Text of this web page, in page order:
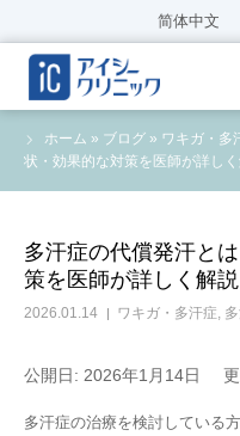
简体中文
ホーム » ブログ » ワキガ・多
状・効果的な対策を医師が詳し
多汗症の代償発汗と
策を医師が詳しく解説
2026.01.14 ワキガ・多汗症,
公開日: 2026年1月14日
多汗症の治療を検討している方
クリニック紹介
診療内容
WEB予約
料金表